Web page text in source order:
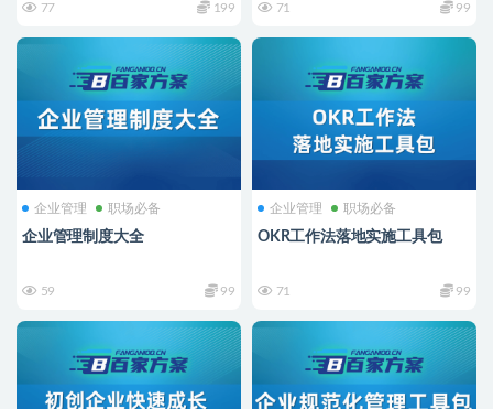
77 199 71 99
企业管理 职场必备
企业管理制度大全
59 99
企业管理 职场必备
OKR工作法落地实施工具包
71 99